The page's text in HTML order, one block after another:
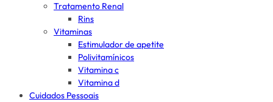
Tratamento Renal
Rins
Vitaminas
Estimulador de apetite
Polivitamínicos
Vitamina c
Vitamina d
Cuidados Pessoais